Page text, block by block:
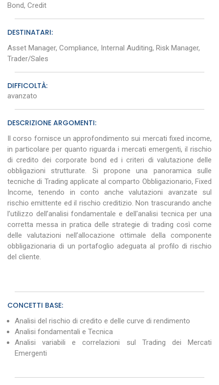
Bond, Credit
DESTINATARI:
Asset Manager, Compliance, Internal Auditing, Risk Manager,
Trader/Sales
DIFFICOLTÀ:
avanzato
DESCRIZIONE ARGOMENTI:
Il corso fornisce un approfondimento sui mercati fixed income,
in particolare per quanto riguarda i mercati emergenti, il rischio
di credito dei corporate bond ed i criteri di valutazione delle
obbligazioni strutturate. Si propone una panoramica sulle
tecniche di Trading applicate al comparto Obbligazionario, Fixed
Income, tenendo in conto anche valutazioni avanzate sul
rischio emittente ed il rischio creditizio. Non trascurando anche
l’utilizzo dell’analisi fondamentale e dell'analisi tecnica per una
corretta messa in pratica delle strategie di trading così come
delle valutazioni nell’allocazione ottimale della componente
obbligazionaria di un portafoglio adeguata al profilo di rischio
del cliente.
CONCETTI BASE:
Analisi del rischio di credito e delle curve di rendimento
Analisi fondamentali e Tecnica
Analisi variabili e correlazioni sul Trading dei Mercati
Emergenti